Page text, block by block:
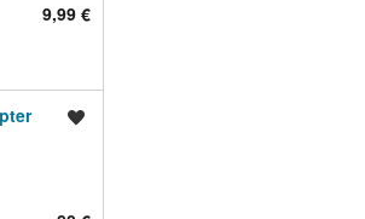
9,99 €